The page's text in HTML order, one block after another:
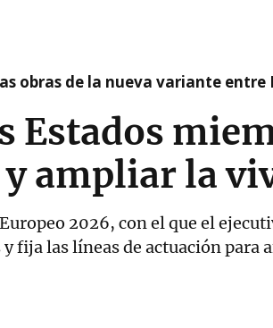
obras de la nueva variante entre
Estados
ampliar la
2026, con el que el
y fija las líneas de actuación